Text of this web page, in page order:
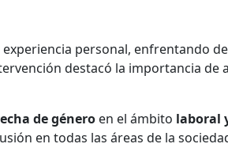
experiencia personal, enfrentando
destacó la importancia de
de género en el ámbito laboral
en todas las áreas de la